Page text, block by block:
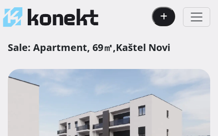
Sale: Apartment, 69㎡,Kaštel Novi